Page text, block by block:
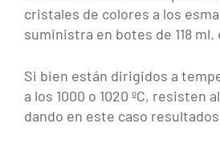
cristales de colores a los
suministra en botes de 118
Si bien están dirigidos a
a los 1000 o 1020 ºC, resisten
dando en este caso